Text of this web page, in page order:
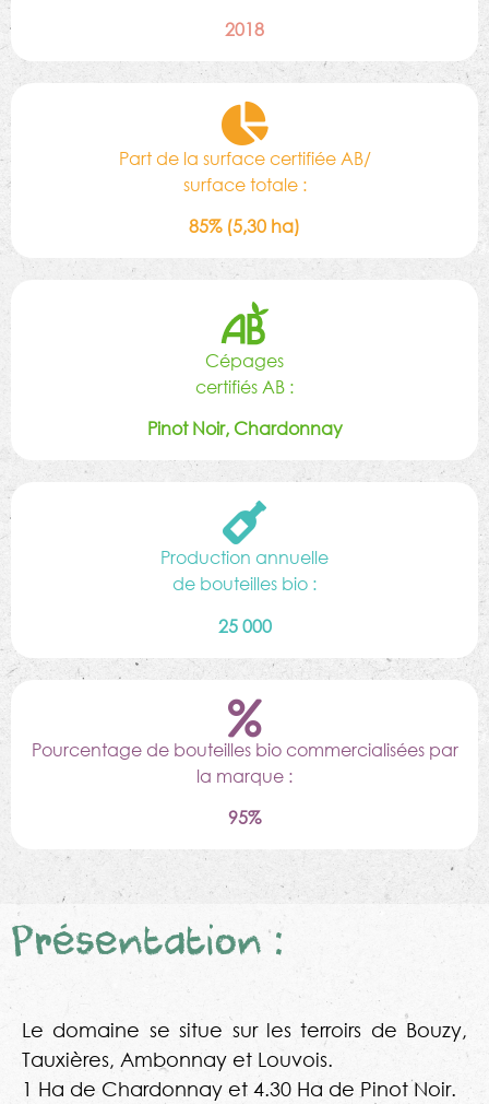
2018
Part de la surface certifiée AB/
surface totale :
85% (5,30 ha)
Cépages
certifiés AB :
Pinot Noir, Chardonnay
Production annuelle
de bouteilles bio :
25 000
Pourcentage de bouteilles bio commercialisées par
la marque :
95%
Présentation :
Le domaine se situe sur les terroirs de Bouzy,
Tauxières, Ambonnay et Louvois.
1 Ha de Chardonnay et 4.30 Ha de Pinot Noir.